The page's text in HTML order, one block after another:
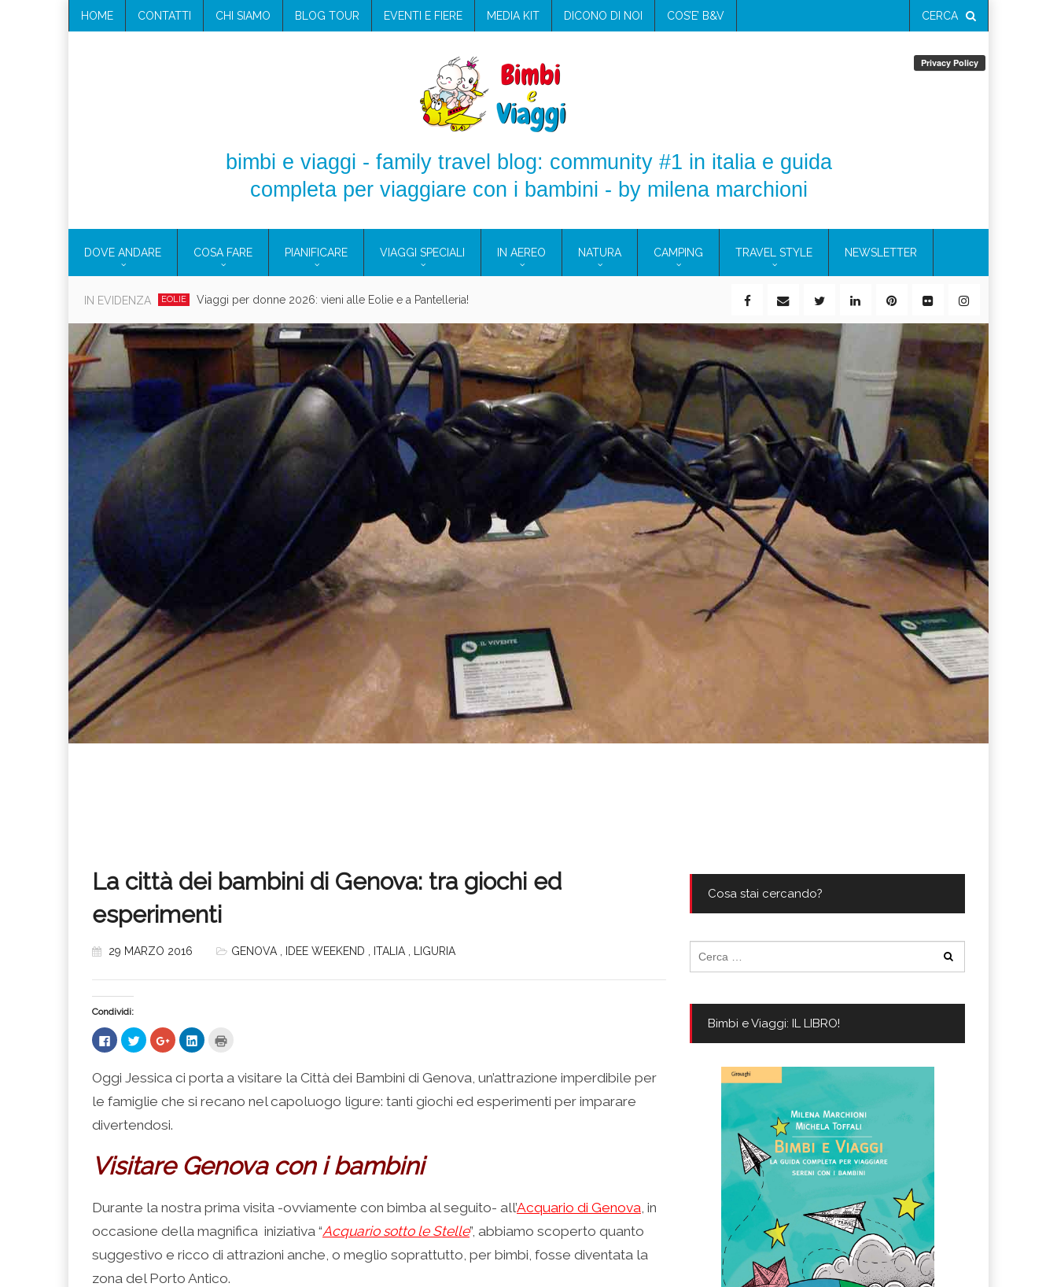
HOME CONTATTI CHI SIAMO BLOG TOUR EVENTI E FIERE MEDIA KIT DICONO DI NOI COS’E’ B&V CERCA
bimbi e viaggi - family travel blog: community #1 in italia e guida
completa per viaggiare con i bambini - by milena marchioni
DOVE ANDARE COSA FARE PIANIFICARE VIAGGI SPECIALI IN AEREO NATURA CAMPING TRAVEL STYLE NEWSLETTER
IN EVIDENZA CAMPANIA Villaggio per famiglie in Cilento: il Blue Marine di Marina di Camerota
CONSIGLI PRATICI Assicurazione viaggio estate 2026: lo sconto Columbus supera il 21%
CONSIGLI PRATICI Cosmetici solidi in viaggio: i prodotti che hanno conquistato la mia valigia (e la pelle sensibile)
EOLIE Viaggi per donne 2026: vieni alle Eolie e a Pantelleria!
La città dei bambini di Genova: tra giochi ed
esperimenti
29 MARZO 2016 GENOVA IDEE WEEKEND ITALIA LIGURIA
Condividi:
Fai
clic
su
Facebook
(Si
apre
una
nuova
Fai
clic
condividere
su
Twitter
(Si
apre
in
una
Fai
clic
condividere
su
Google+
(Si
una
Fai
clic
condividere
su
(Si
stampare
(Si
in
Oggi Jessica ci porta a visitare la Città dei Bambini di Genova, un’attrazione imperdibile per
le famiglie che si recano nel capoluogo ligure: tanti giochi ed esperimenti per imparare
divertendosi.
Visitare Genova con i bambini
Durante la nostra prima visita -ovviamente con bimba al seguito- all’Acquario di Genova , in
occasione della magnifica iniziativa “Acquario sotto le Stelle”, abbiamo scoperto quanto
suggestivo e ricco di attrazioni anche, o meglio soprattutto, per bimbi, fosse diventata la
zona del Porto Antico.
Cosa stai cercando?
per:
Bimbi e Viaggi: IL LIBRO!